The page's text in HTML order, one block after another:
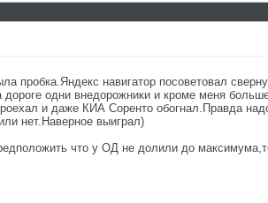
навигатор посоветовал
одни внедорожники и кроме меня
и даже КИА Соренто обогнал.Правда
нет.Наверное выиграл)
что у ОД не долили до